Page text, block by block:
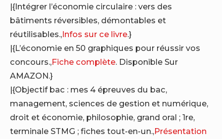
|{Intégrer l’économie circulaire : vers des
bâtiments réversibles, démontables et
réutilisables.,Infos sur ce livre.}
|{L’économie en 50 graphiques pour réussir vos
concours.,Fiche complète. Disponible Sur
AMAZON.}
|{Objectif bac : mes 4 épreuves du bac,
management, sciences de gestion et numérique,
droit et économie, philosophie, grand oral ; 1re,
terminale STMG ; fiches tout-en-un.,Présentation